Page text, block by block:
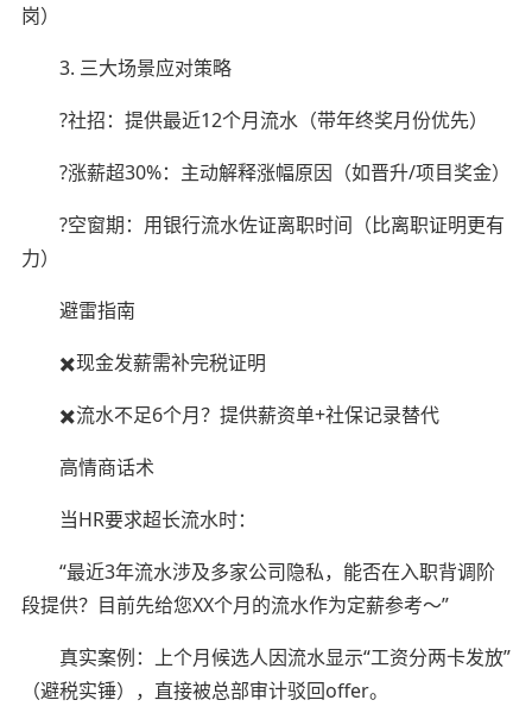
岗）
3. 三大场景应对策略
?社招：提供最近12个月流水（带年终奖月份优先）
?涨薪超30%：主动解释涨幅原因（如晋升/项目奖金）
?空窗期：用银行流水佐证离职时间（比离职证明更有
力）
避雷指南
✖️现金发薪需补完税证明
✖️流水不足6个月？提供薪资单+社保记录替代
高情商话术
当HR要求超长流水时：
“最近3年流水涉及多家公司隐私，能否在入职背调阶
段提供？目前先给您XX个月的流水作为定薪参考～”
真实案例：上个月候选人因流水显示“工资分两卡发放”
（避税实锤），直接被总部审计驳回offer。